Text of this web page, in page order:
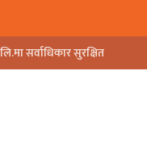
सर्वाधिकार सुरक्षित